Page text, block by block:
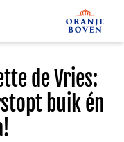
de Vries:
buik én